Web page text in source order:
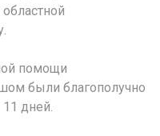
помощи
были благополучно
дней.